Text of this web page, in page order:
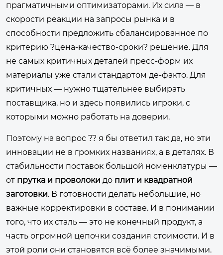
прагматичными оптимизаторами. Их сила — в
скорости реакции на запросы рынка и в
способности предложить сбалансированное по
критерию ?цена-качество-сроки? решение. Для
не самых критичных деталей пресс-форм их
материалы уже стали стандартом де-факто. Для
критичных — нужно тщательнее выбирать
поставщика, но и здесь появились игроки, с
которыми можно работать на доверии.
Поэтому на вопрос ?? я бы ответил так: да, но эти
инновации не в громких названиях, а в деталях. В
стабильности поставок большой номенклатуры —
от прутка и проволоки до плит и квадратной
заготовки. В готовности делать небольшие, но
важные корректировки в составе. И в понимании
того, что их сталь — это не конечный продукт, а
часть огромной цепочки создания стоимости. И в
этой роли они становятся всё более значимыми.